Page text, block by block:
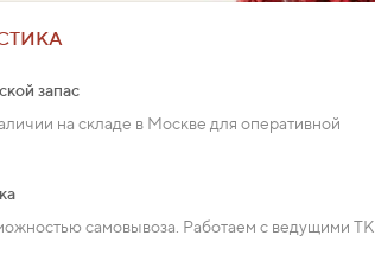
запас
на складе в Москве для оперативной
самовывоза. Работаем с ведущими ТК